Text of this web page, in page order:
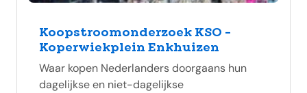
Koopstroomonderzoek KSO -
Koperwiekplein Enkhuizen
Waar kopen Nederlanders doorgaans hun
dagelijkse en niet-dagelijkse